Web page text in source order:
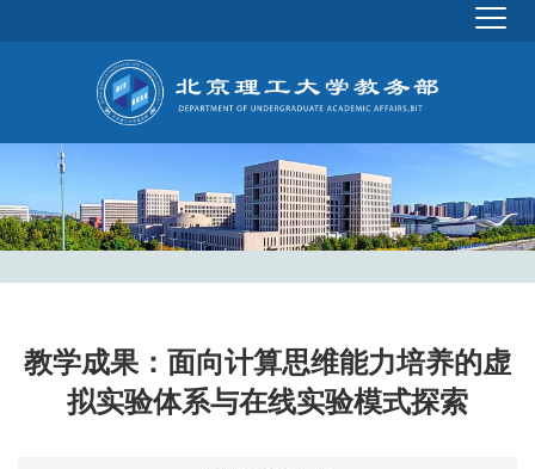
教学成果：面向计算思维能力培养的虚
拟实验体系与在线实验模式探索